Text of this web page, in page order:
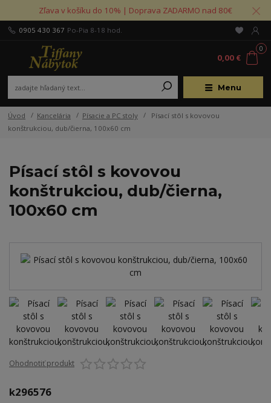
Zľava v košíku do 10% | Doprava ZADARMO nad 80€
Menu
0905 430 367 Po-Pia 8-18 hod.
0
0,00 €
Úvod Kancelária Písacie a PC stoly
Písací stôl s kovovou
konštrukciou, dub/čierna, 100x60 cm
Písací stôl s kovovou
konštrukciou, dub/čierna,
100x60 cm
Ohodnotiť produkt
k296576